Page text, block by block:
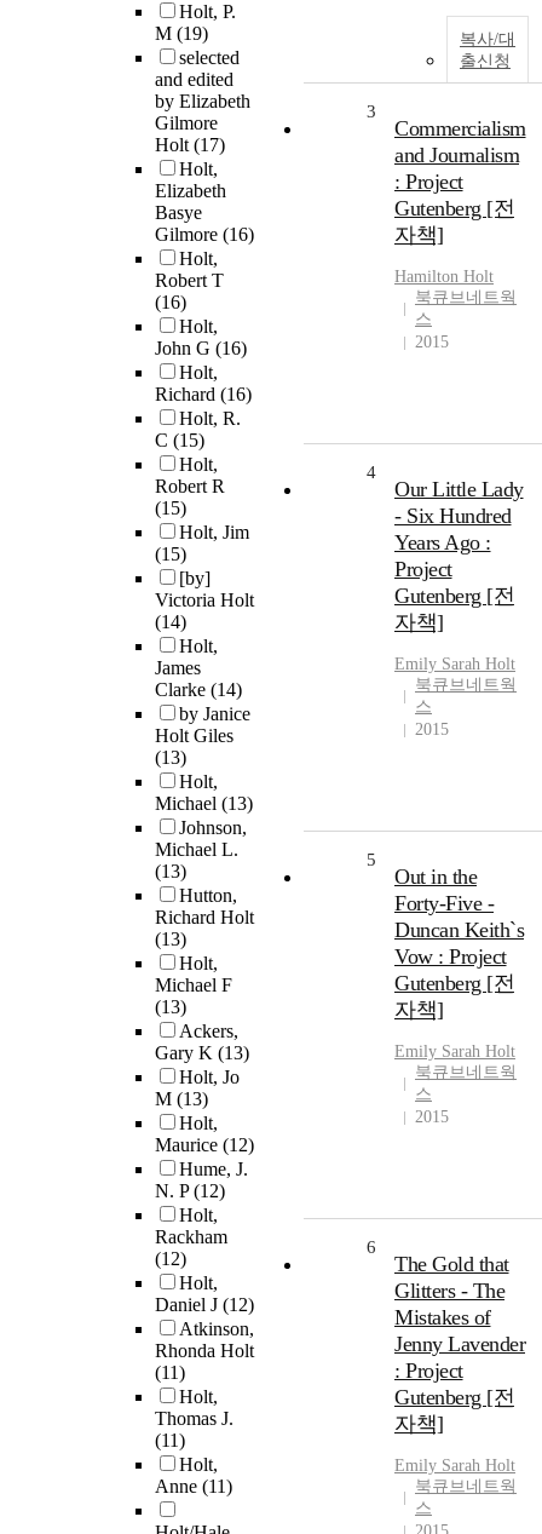
Holt, P.
M (19)
selected
and edited
by Elizabeth
Gilmore
Holt(17)
Holt,
Elizabeth
Basye
Gilmore (16)
Holt,
Robert T
(16)
Holt,
John G (16)
Holt,
Richard (16)
Holt, R.
C (15)
Holt,
Robert R
(15)
Holt, Jim
(15)
[by]
Victoria Holt
(14)
Holt,
James
Clarke (14)
by Janice
Holt Giles
(13)
Holt,
Michael (13)
Johnson,
Michael L.
(13)
Hutton,
Richard Holt
(13)
Holt,
Michael F
(13)
Ackers,
Gary K (13)
Holt, Jo
M (13)
Holt,
Maurice (12)
Hume, J.
N. P(12)
Holt,
Rackham
(12)
Holt,
Daniel J (12)
Atkinson,
Rhonda Holt
(11)
Holt,
Thomas J.
(11)
Holt,
Anne (11)
복사/대
출신청
3
Commercialism
and Journalism
: Project
Gutenberg [전
자책]
Hamilton Holt
북큐브네트웍
스
2015
4
Our Little Lady
- Six Hundred
Years Ago :
Project
Gutenberg [전
자책]
Emily Sarah Holt
북큐브네트웍
스
2015
5
Out in the
Forty-Five -
Duncan Keith`s
Vow : Project
Gutenberg [전
자책]
Emily Sarah Holt
북큐브네트웍
스
2015
6
The Gold that
Glitters - The
Mistakes of
Jenny Lavender
: Project
Gutenberg [전
자책]
Emily Sarah Holt
북큐브네트웍
스